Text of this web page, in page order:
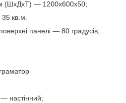
(ШхДхТ) — 1200х600х50;
кв.м.
панелі — 80 градусів;
настінний;